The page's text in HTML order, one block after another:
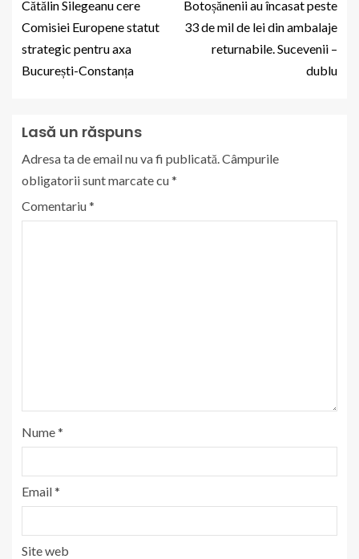
Cătălin Silegeanu cere
Comisiei Europene statut
strategic pentru axa
București-Constanța
Botoșănenii au încasat peste
33 de mil de lei din ambalaje
returnabile. Sucevenii –
dublu
Lasă un răspuns
Adresa ta de email nu va fi publicată. Câmpurile
obligatorii sunt marcate cu*
Comentariu*
Nume*
Email*
Site web